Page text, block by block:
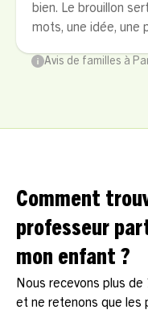
bien. Le brouillon
mots, une idée, une
Avis de familles à
Comment
professeur
mon enfant ?
Nous recevons plus
et ne retenons que les